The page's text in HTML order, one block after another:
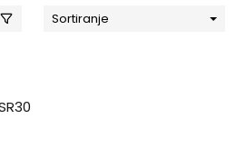
Sortiranje